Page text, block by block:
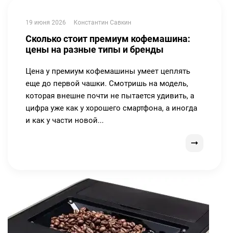
19 июня 2026 Константин Савкин
Сколько стоит премиум кофемашина:
цены на разные типы и бренды
Цена у премиум кофемашины умеет цеплять
еще до первой чашки. Смотришь на модель,
которая внешне почти не пытается удивить, а
цифра уже как у хорошего смартфона, а иногда
и как у части новой...